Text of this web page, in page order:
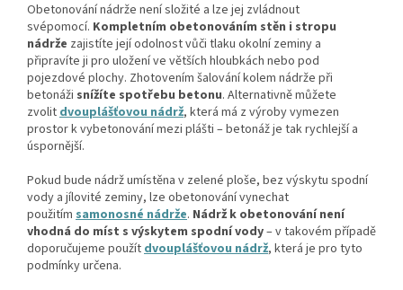
Obetonování nádrže není složité a lze jej zvládnout
svépomocí. Kompletním obetonováním stěn i stropu
nádrže zajistíte její odolnost vůči tlaku okolní zeminy a
připravíte ji pro uložení ve větších hloubkách nebo pod
pojezdové plochy. Zhotovením šalování kolem nádrže při
betonáži snížíte spotřebu betonu. Alternativně můžete
zvolitdvouplášťovou nádrž, která má z výroby vymezen
prostor k vybetonování mezi plášti – betonáž je tak rychlejší a
úspornější.
Pokud bude nádrž umístěna v zelené ploše, bez výskytu spodní
vody a jílovité zeminy, lze obetonování vynechat
použitím samonosné nádrže. Nádrž k obetonování není
vhodná do míst s výskytem spodní vody– v takovém případě
doporučujeme použítdvouplášťovou nádrž, která je pro tyto
podmínky určena.